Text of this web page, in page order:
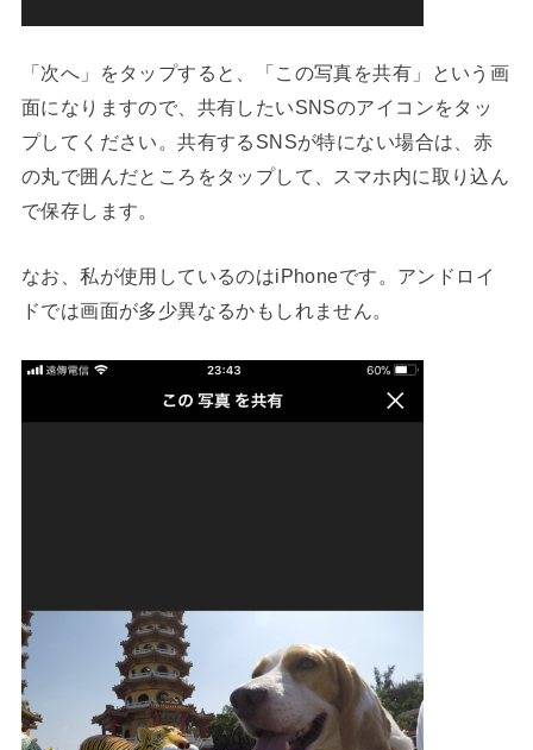
「次へ」をタップすると、「この写真を共有」という画
面になりますので、共有したいSNSのアイコンをタッ
プしてください。共有するSNSが特にない場合は、赤
の丸で囲んだところをタップして、スマホ内に取り込ん
で保存します。
なお、私が使用しているのはiPhoneです。アンドロイ
ドでは画面が多少異なるかもしれません。